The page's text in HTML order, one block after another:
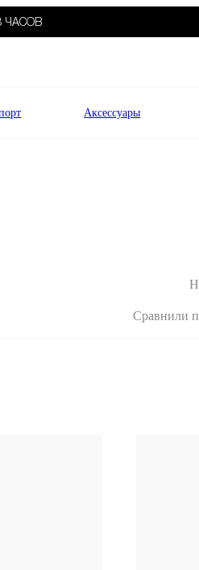
ЧАСОВ
Аксессуары
Сравнили